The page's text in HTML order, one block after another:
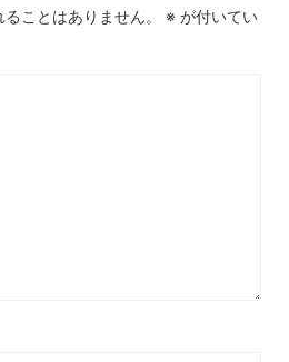
ことはありません。 ※ が付いてい